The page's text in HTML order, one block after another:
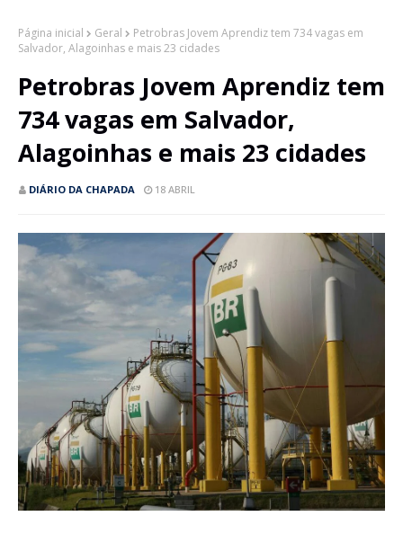
Página inicial Geral
Petrobras Jovem Aprendiz tem 734 vagas em
Salvador, Alagoinhas e mais 23 cidades
Petrobras Jovem Aprendiz tem
734 vagas em Salvador,
Alagoinhas e mais 23 cidades
DIÁRIO DA CHAPADA 18 ABRIL